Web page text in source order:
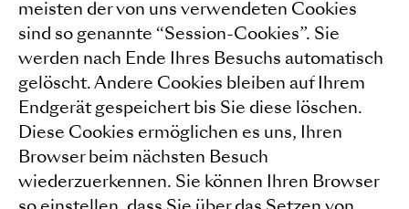
meisten der von uns verwendeten Cookies
sind so genannte “Session-Cookies”. Sie
werden nach Ende Ihres Besuchs automatisch
gelöscht. Andere Cookies bleiben auf Ihrem
Endgerät gespeichert bis Sie diese löschen.
Diese Cookies ermöglichen es uns, Ihren
Browser beim nächsten Besuch
wiederzuerkennen. Sie können Ihren Browser